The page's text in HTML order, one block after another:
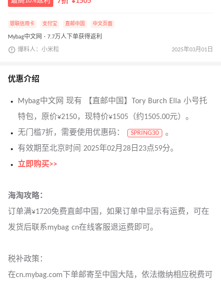
银联信用卡 支付宝 直邮中国 中文页面
Mybag中文网 · 7.7万人下单获得返利
爆料人：小米粒 2025年03月01日
优惠介绍
Mybag中文网 现有 【直邮中国】Tory Burch Ella 小号托
特包，原价¥2150，现特价¥1505（约1505.00元）。
无门槛7折，需要使用优惠码：
SPRING30
。
有效期至北京时间 2025年02月28日23点59分。
立即购买>>
海淘攻略：
订单满¥1720免费直邮中国，如果订单中显示有运费，可在
发货后联系mybag cn在线客服退运费即可。
税补政策：
在cn.mybag.com下单邮寄至中国大陆，依法缴纳相应税费可